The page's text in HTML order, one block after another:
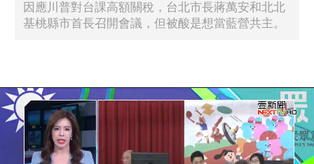
因應川普對台課高額關稅，台北市長蔣萬安和北北
基桃縣市首長召開會議，但被酸是想當藍營共主。